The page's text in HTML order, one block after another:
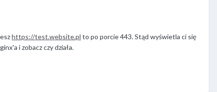
https://test.website.pl to po porcie 443. Stąd wyświetla ci się
i zobacz czy działa.